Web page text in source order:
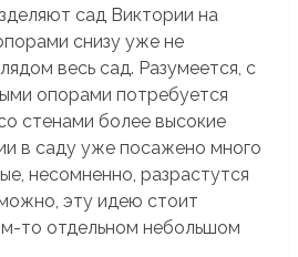
сад Виктории на
снизу уже не
весь сад. Разумеется, с
опорами потребуется
стенами более высокие
в саду уже посажено много
несомненно, разрастутся
эту идею стоит
то отдельном небольшом